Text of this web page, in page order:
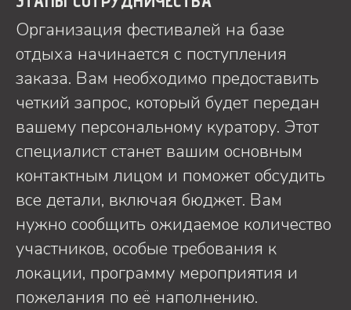
Организация фестивалей на базе
отдыха начинается с поступления
заказа. Вам необходимо предоставить
четкий запрос, который будет передан
вашему персональному куратору. Этот
специалист станет вашим основным
контактным лицом и поможет обсудить
все детали, включая бюджет. Вам
нужно сообщить ожидаемое количество
участников, особые требования к
локации, программу мероприятия и
пожелания по её наполнению.